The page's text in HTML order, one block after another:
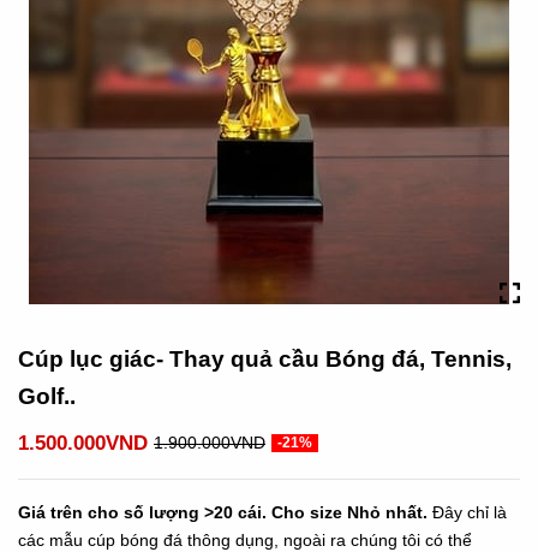
Cúp lục giác- Thay quả cầu Bóng đá, Tennis,
Golf..
1.500.000VND 1.900.000VND -21%
Giá trên cho số lượng >20 cái. Cho size Nhỏ nhất. Đây chỉ là
các mẫu cúp bóng đá thông dụng, ngoài ra chúng tôi có thể